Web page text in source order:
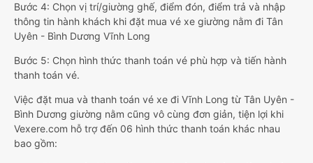
Bước 4: Chọn vị trí/giường ghế, điểm đón, điểm trả và nhập
thông tin hành khách khi đặt mua vé xe giường nằm đi Tân
Uyên - Bình Dương Vĩnh Long
Bước 5: Chọn hình thức thanh toán vé phù hợp và tiến hành
thanh toán vé.
Việc đặt mua và thanh toán vé xe đi Vĩnh Long từ Tân Uyên -
Bình Dương giường nằm cũng vô cùng đơn giản, tiện lợi khi
Vexere.com hỗ trợ đến 06 hình thức thanh toán khác nhau
bao gồm: